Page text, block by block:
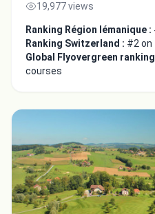
19,977 views
Ranking Région lémanique :
Ranking Switzerland : #2 on
Global Flyovergreen
courses